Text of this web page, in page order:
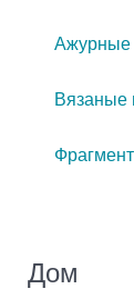
Ажурные
Вязаные
Дом